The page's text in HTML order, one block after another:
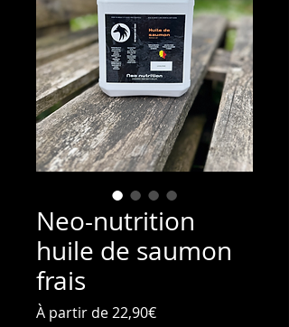
Neo-nutrition
huile de saumon
frais
À partir de22,90€Prix